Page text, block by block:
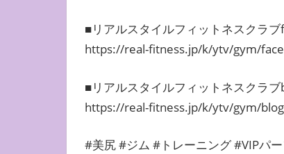
■リアルスタイルフィットネスクラ
https://real-fitness.jp/k/ytv/gym/
■リアルスタイルフィットネスクラブ
https://real-fitness.jp/k/ytv/gym/blog
#美尻 #ジム #トレーニング #VIPパ